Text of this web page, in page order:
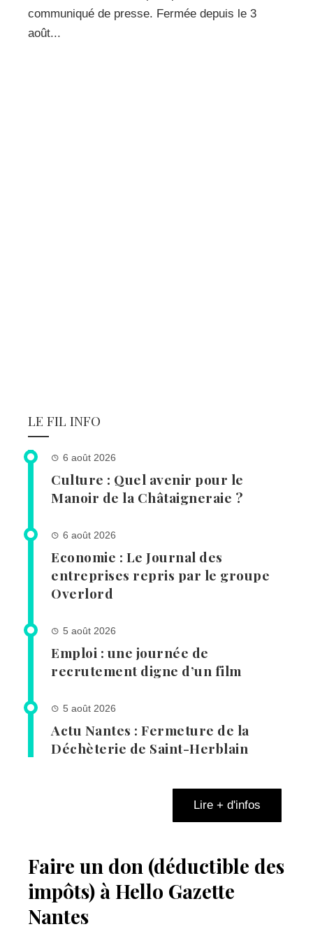
communiqué de presse. Fermée depuis le 3
août...
LE FIL INFO
6 août 2026
Culture : Quel avenir pour le
Manoir de la Châtaigneraie ?
6 août 2026
Economie : Le Journal des
entreprises repris par le groupe
Overlord
5 août 2026
Emploi : une journée de
recrutement digne d’un film
5 août 2026
Actu Nantes : Fermeture de la
Déchèterie de Saint-Herblain
Lire + d'infos
Faire un don (déductible des
impôts) à Hello Gazette
Nantes